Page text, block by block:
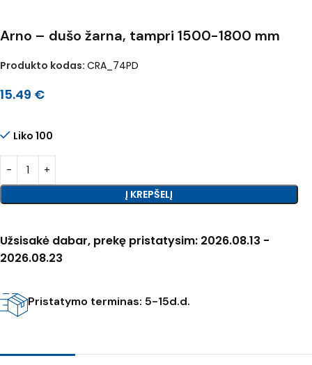
Arno – dušo žarna, tampri 1500-1800 mm
Produkto kodas: CRA_74PD
15.49 €
Liko 100
Į KREPŠELĮ
Užsisakė dabar, prekę pristatysim: 2026.08.13 -
2026.08.23
Pristatymo terminas: 5-15d.d.